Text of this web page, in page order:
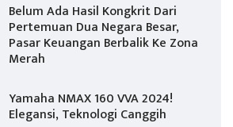
Belum Ada Hasil Kongkrit Dari
Pertemuan Dua Negara Besar,
Pasar Keuangan Berbalik Ke Zona
Merah
Yamaha NMAX 160 VVA 2024!
Elegansi, Teknologi Canggih